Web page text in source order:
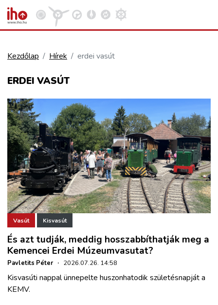
KÖZÚT
REPÜLÉS
KÖZLEKEDÉSFEJLESZTÉS
ELLÁTÁSI LÁNC
ZÖLDÚT
HAJÓZÁS
BLOG
Kezdőlap Hírek erdei vasút
ERDEI VASÚT
Vasút Kisvasút
És azt tudják, meddig hosszabbíthatják meg a
Kemencei Erdei Múzeumvasutat?
Pavletits Péter · 2026.07.26. 14:58
Kisvasúti nappal ünnepelte huszonhatodik születésnapját a
KEMV.